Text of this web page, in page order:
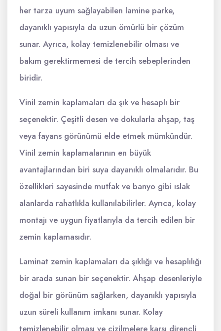
her tarza uyum sağlayabilen lamine parke,
dayanıklı yapısıyla da uzun ömürlü bir çözüm
sunar. Ayrıca, kolay temizlenebilir olması ve
bakım gerektirmemesi de tercih sebeplerinden
biridir.
Vinil zemin kaplamaları da şık ve hesaplı bir
seçenektir. Çeşitli desen ve dokularla ahşap, taş
veya fayans görünümü elde etmek mümkündür.
Vinil zemin kaplamalarının en büyük
avantajlarından biri suya dayanıklı olmalarıdır. Bu
özellikleri sayesinde mutfak ve banyo gibi ıslak
alanlarda rahatlıkla kullanılabilirler. Ayrıca, kolay
montajı ve uygun fiyatlarıyla da tercih edilen bir
zemin kaplamasıdır.
Laminat zemin kaplamaları da şıklığı ve hesaplılığı
bir arada sunan bir seçenektir. Ahşap desenleriyle
doğal bir görünüm sağlarken, dayanıklı yapısıyla
uzun süreli kullanım imkanı sunar. Kolay
temizlenebilir olması ve çizilmelere karşı dirençli